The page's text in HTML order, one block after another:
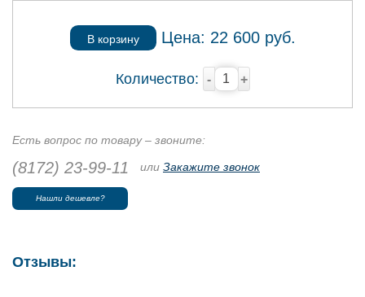
В корзину Цена: 22 600руб.
Количество: - +
Есть вопрос по товару – звоните:
(8172) 23-99-11 или Закажите звонок
Нашли дешевле?
Отзывы: